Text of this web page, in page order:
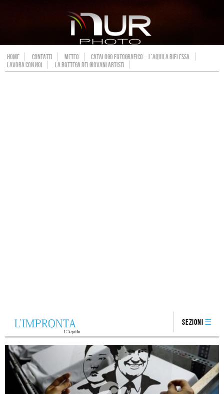
HOME CONTATTI METEO
CATALOGO FOTOGRAFICO – L’AQUILA RIFLESSA
LAVORA CON NOI
LA BOTTEGA DEI GIOVANI ARTISTI
Sezioni